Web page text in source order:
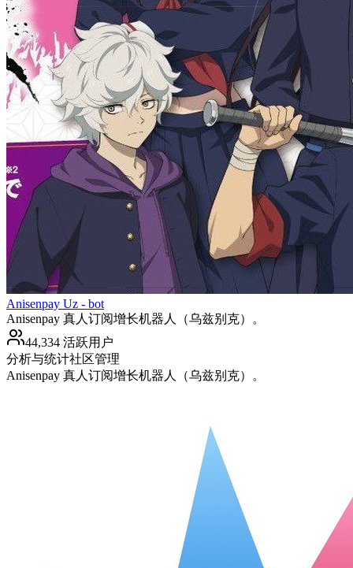
Anisenpay Uz - bot
Anisenpay 真人订阅增长机器人（乌兹别克）。
44,334 活跃用户
分析与统计社区管理
Anisenpay 真人订阅增长机器人（乌兹别克）。